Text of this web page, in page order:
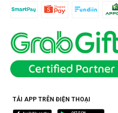
TẢI APP TRÊN ĐIỆN THOẠI